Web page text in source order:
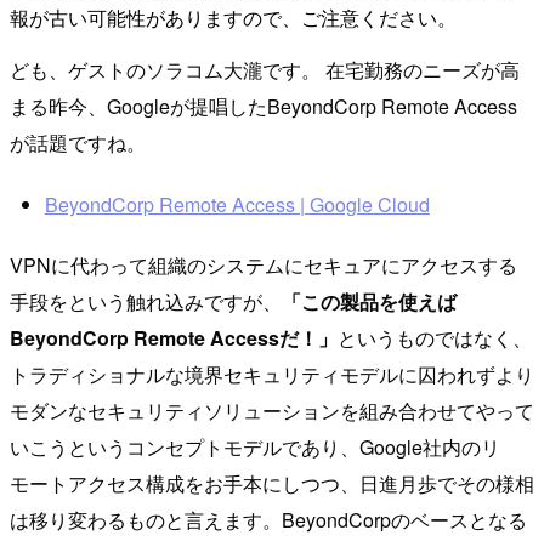
報が古い可能性がありますので、ご注意ください。
ども、ゲストのソラコム大瀧です。 在宅勤務のニーズが高
まる昨今、Googleが提唱したBeyondCorp Remote Access
が話題ですね。
BeyondCorp Remote Access | Google Cloud
VPNに代わって組織のシステムにセキュアにアクセスする
手段をという触れ込みですが、
「この製品を使えば
BeyondCorp Remote Accessだ！」 というものではなく、
トラディショナルな境界セキュリティモデルに囚われずより
モダンなセキュリティソリューションを組み合わせてやって
いこうというコンセプトモデルであり、Google社内のリ
モートアクセス構成をお手本にしつつ、日進月歩でその様相
は移り変わるものと言えます。BeyondCorpのベースとなる